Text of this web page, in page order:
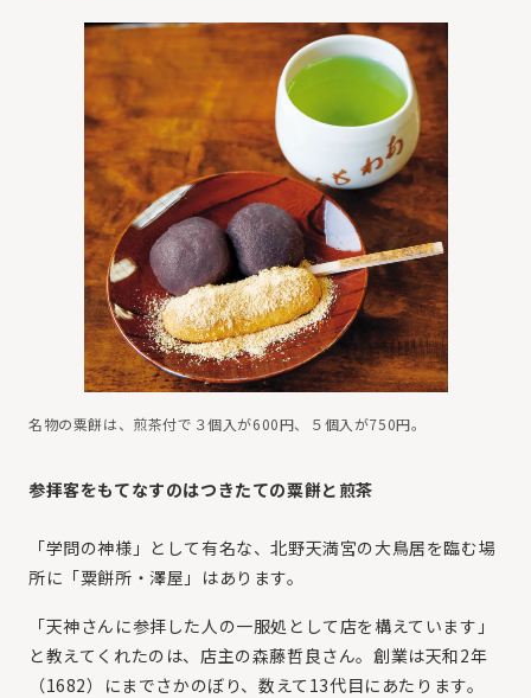
名物の粟餅は、煎茶付で３個入が600円、５個入が750円。
参拝客をもてなすのはつきたての粟餅と煎茶
「学問の神様」として有名な、北野天満宮の大鳥居を臨む場
所に「粟餅所・澤屋」はあります。
「天神さんに参拝した人の一服処として店を構えています」
と教えてくれたのは、店主の森藤哲良さん。創業は天和2年
（1682）にまでさかのぼり、数えて13代目にあたります。